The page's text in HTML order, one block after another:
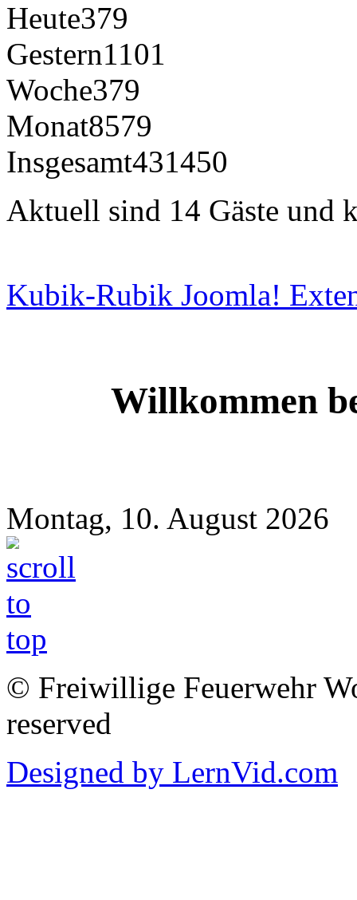
Heute379
Gestern1101
Woche379
Monat8579
Insgesamt431450
Aktuell sind 14 Gäste und
Kubik-Rubik Joomla!
Willkommen
Montag, 10. August 2026
© Freiwillige Feuerwehr
reserved
Designed by LernVid.com